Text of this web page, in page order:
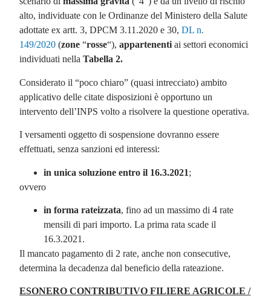
alto, individuate con le Ordinanze del Ministero della Salute
adottate ex artt. 3, DPCM 3.11.2020 e 30,DL n.
149/2020 (zone “rosse“),appartenentiai settori economici
individuati nellaTabella 2.
Considerato il “poco chiaro” (quasi intrecciato) ambito
applicativo delle citate disposizioni è opportuno un
intervento dell’INPS volto a risolvere la questione operativa.
I versamenti oggetto di sospensione dovranno essere
effettuati, senza sanzioni ed interessi:
in unica soluzione entro il 16.3.2021;
ovvero
in forma rateizzata, fino ad un massimo di 4 rate
mensili di pari importo. La prima rata scade il
16.3.2021.
Il mancato pagamento di 2 rate, anche non consecutive,
determina la decadenza dal beneficio della rateazione.
ESONERO CONTRIBUTIVO FILIERE AGRICOLE /